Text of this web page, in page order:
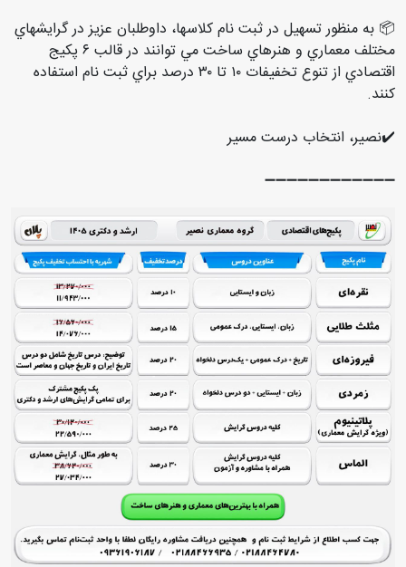
📦 به منظور تسهيل در ثبت نام كلاسها، داوطلبان عزيز در گرايشهاي
مختلف معماري و هنرهاي ساخت مي توانند در قالب ٦ پكيج
اقتصادي از تنوع تخفيفات ١٠ تا ٣٠ درصد براي ثبت نام استفاده
كنند.
✔️نصیر، انتخاب درست مسیر
➖➖➖➖➖➖➖➖➖➖➖➖